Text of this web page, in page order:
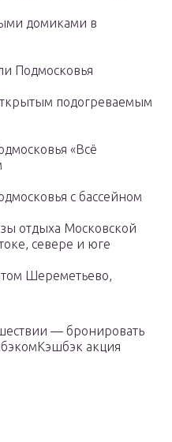
домиками в
Подмосковья
подогреваемым
«Всё
с бассейном
отдыха Московской
севере и юге
Шереметьево,
— бронировать
акция